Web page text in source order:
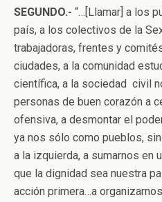
SEGUNDO.- “…[Llamar] a los
país, a los colectivos de la
trabajadoras, frentes y
ciudades, a la comunidad
científica, a la sociedad civil
personas de buen corazón a
ofensiva, a desmontar el
ya nos sólo como pueblos,
a la izquierda, a sumarnos en
que la dignidad sea nuestra
acción primera…a